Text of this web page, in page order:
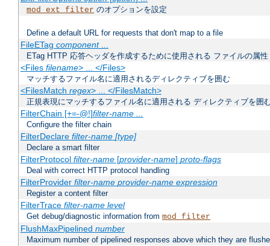
mod_ext_filter のオプションを設定
Define a default URL for requests that don't map to a file
FileETag component...
ETag HTTP 応答ヘッダを作成するために使用される ファイルの属性
<Files filename> ... </Files>
マッチするファイル名に適用されるディレクティブを囲む
<FilesMatch regex> ... </FilesMatch>
正規表現にマッチするファイル名に適用される ディレクティブを囲
FilterChain [+=-@!]filter-name ...
Configure the filter chain
FilterDeclare filter-name [type]
Declare a smart filter
FilterProtocol filter-name[provider-name] proto-flags
Deal with correct HTTP protocol handling
FilterProvider filter-name provider-name expression
Register a content filter
FilterTrace filter-name level
Get debug/diagnostic information from mod_filter
FlushMaxPipelined number
Maximum number of pipelined responses above which they are